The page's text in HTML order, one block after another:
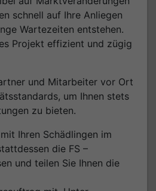
schnell auf Ihre Anliegen
Wartezeiten entstehen.
Projekt effizient und zügig
und Mitarbeiter vor Ort
um Ihnen stets
zu bieten.
Ihren Schädlingen im
die FS –
und teilen Sie Ihnen die